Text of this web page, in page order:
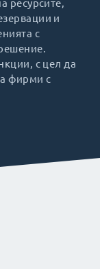
ресурсите,
и
с
с цел да
фирми с